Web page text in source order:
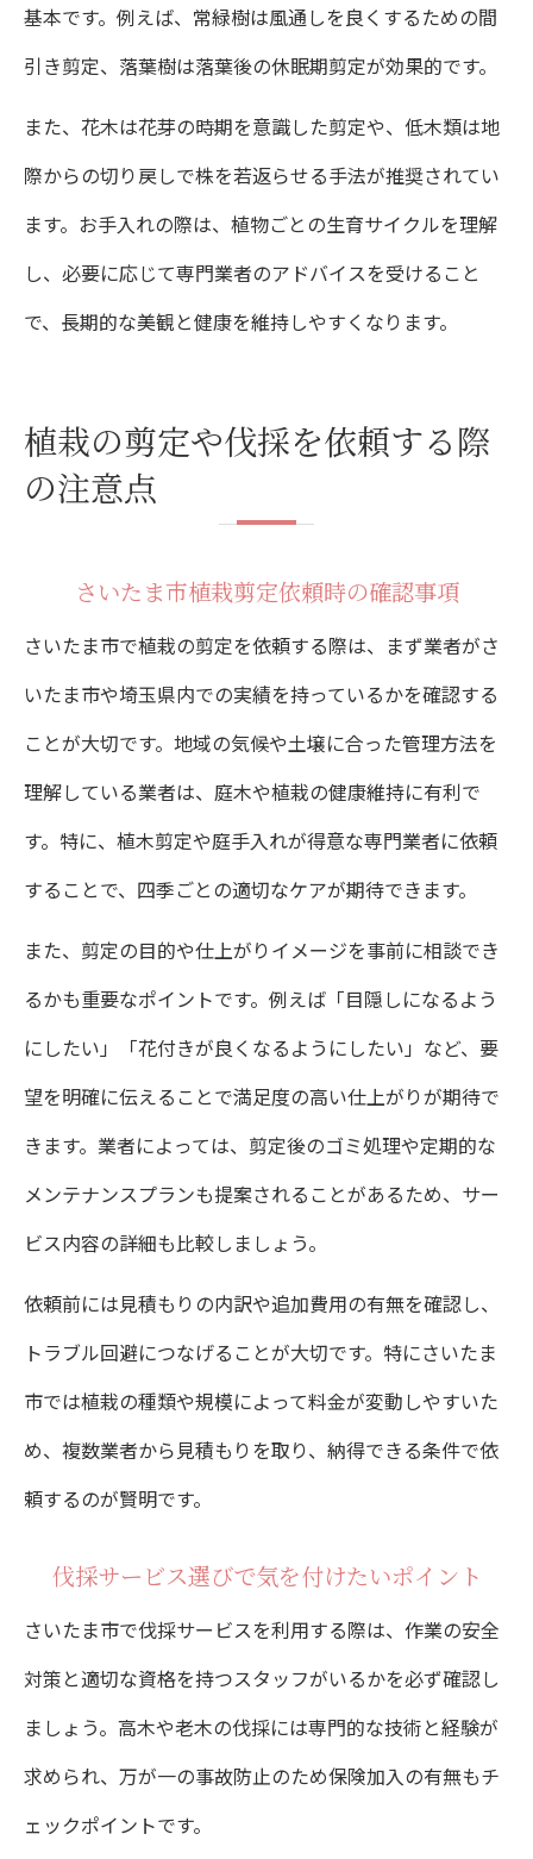
基本です。例えば、常緑樹は風通しを良くするための間
引き剪定、落葉樹は落葉後の休眠期剪定が効果的です。
また、花木は花芽の時期を意識した剪定や、低木類は地
際からの切り戻しで株を若返らせる手法が推奨されてい
ます。お手入れの際は、植物ごとの生育サイクルを理解
し、必要に応じて専門業者のアドバイスを受けること
で、長期的な美観と健康を維持しやすくなります。
植栽の剪定や伐採を依頼する際
の注意点
さいたま市植栽剪定依頼時の確認事項
さいたま市で植栽の剪定を依頼する際は、まず業者がさ
いたま市や埼玉県内での実績を持っているかを確認する
ことが大切です。地域の気候や土壌に合った管理方法を
理解している業者は、庭木や植栽の健康維持に有利で
す。特に、植木剪定や庭手入れが得意な専門業者に依頼
することで、四季ごとの適切なケアが期待できます。
また、剪定の目的や仕上がりイメージを事前に相談でき
るかも重要なポイントです。例えば「目隠しになるよう
にしたい」「花付きが良くなるようにしたい」など、要
望を明確に伝えることで満足度の高い仕上がりが期待で
きます。業者によっては、剪定後のゴミ処理や定期的な
メンテナンスプランも提案されることがあるため、サー
ビス内容の詳細も比較しましょう。
依頼前には見積もりの内訳や追加費用の有無を確認し、
トラブル回避につなげることが大切です。特にさいたま
市では植栽の種類や規模によって料金が変動しやすいた
め、複数業者から見積もりを取り、納得できる条件で依
頼するのが賢明です。
伐採サービス選びで気を付けたいポイント
さいたま市で伐採サービスを利用する際は、作業の安全
対策と適切な資格を持つスタッフがいるかを必ず確認し
ましょう。高木や老木の伐採には専門的な技術と経験が
求められ、万が一の事故防止のため保険加入の有無もチ
ェックポイントです。